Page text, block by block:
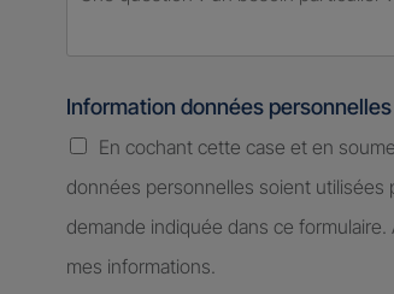
Information données personnelles
En cochant cette case et en
données personnelles soient utilisées
demande indiquée dans ce
mes informations.